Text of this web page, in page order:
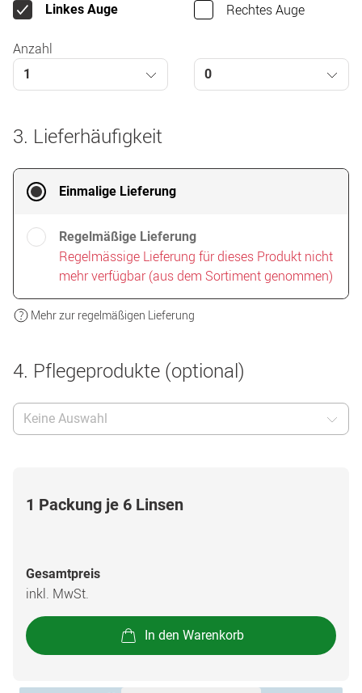
Linkes Auge Rechtes Auge
Anzahl
1 0
3. Lieferhäufigkeit
Einmalige Lieferung
Regelmäßige Lieferung
Regelmässige Lieferung für dieses Produkt nicht
mehr verfügbar (aus dem Sortiment genommen)
Mehr zur regelmäßigen Lieferung
4. Pflegeprodukte (optional)
Keine Auswahl
1 Packung je 6 Linsen
Gesamtpreis
inkl. MwSt.
In den Warenkorb